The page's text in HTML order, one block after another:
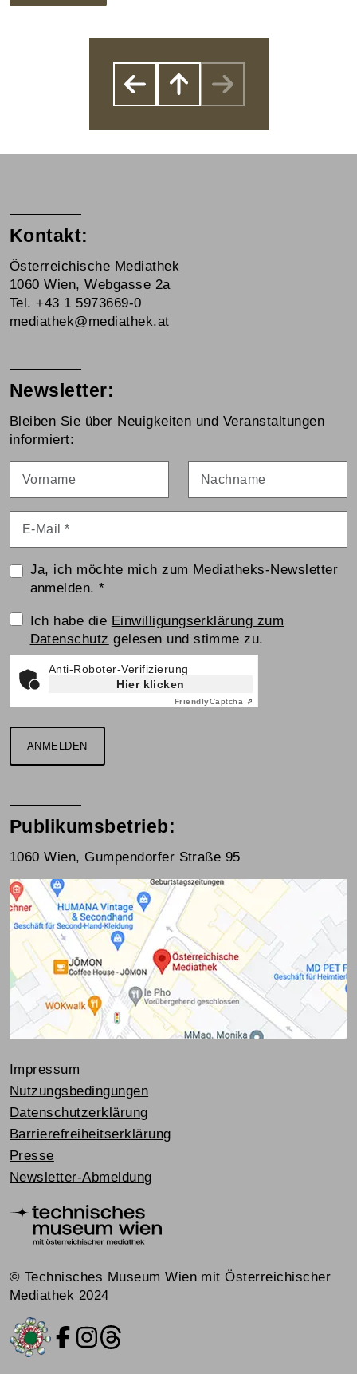
Kontakt:
Österreichische Mediathek
1060 Wien, Webgasse 2a
Tel. +43 1 5973669-0
mediathek@mediathek.at
Newsletter:
Bleiben Sie über Neuigkeiten und Veranstaltungen
informiert:
Ja, ich möchte mich zum Mediatheks-Newsletter
anmelden.*
Einwilligungserklärung
Ich habe die Einwilligungserklärung zum
Datenschutz gelesen und stimme zu.
Anti-Roboter-Verifizierung
Hier klicken
FriendlyCaptcha ⇗
ANMELDEN
Publikumsbetrieb:
1060 Wien, Gumpendorfer Straße 95
Impressum
Nutzungsbedingungen
Datenschutzerklärung
Barrierefreiheitserklärung
Presse
Newsletter-Abmeldung
© Technisches Museum Wien mit Österreichischer
Mediathek 2024